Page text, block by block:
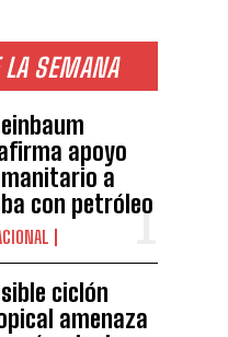
LA SEMANA
apoyo
a
con petróleo
ciclón
amenaza